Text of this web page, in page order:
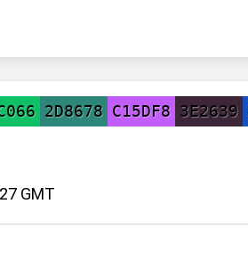
2D8678 C15DF8 3E2639
GMT